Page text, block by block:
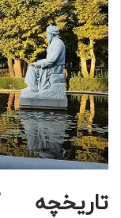
تاریخچه